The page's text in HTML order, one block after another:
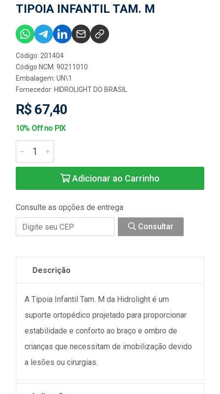
TIPOIA INFANTIL TAM. M
Código: 201404
Código NCM: 90211010
Embalagem: UN\1
Fornecedor: HIDROLIGHT DO BRASIL
R$ 67,40
10% Off no PIX
Adicionar ao Carrinho
Consulte as opções de entrega
Consultar
Descrição
A Tipoia Infantil Tam. M da Hidrolight é um
suporte ortopédico projetado para proporcionar
estabilidade e conforto ao braço e ombro de
crianças que necessitam de imobilização devido
a lesões ou cirurgias.